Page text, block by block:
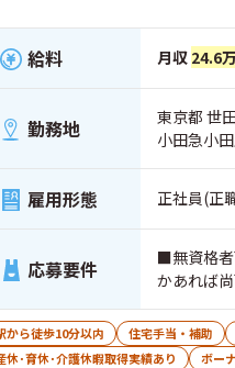
給料 月収 24.6
勤務地
東京都 世
小田急小
雇用形態 正社員(正
応募要件
■無資格
かあれば
から徒歩10分以内 住宅手当・補助
休･育休･介護休暇取得実績あり
ボー